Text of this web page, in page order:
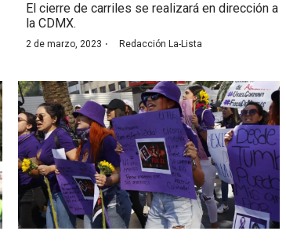
El cierre de carriles se realizará en dirección a
la CDMX.
2 de marzo, 2023 · Redacción La-Lista